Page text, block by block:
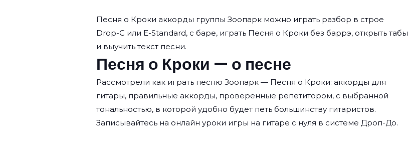
Песня о Кроки аккорды группы Зоопарк можно играть разбор в строе
Drop-C или E-Standard, с баре, играть Песня о Кроки без баррэ, открыть табы
и выучить текст песни.
Песня о Кроки — о песне
Рассмотрели как играть песню Зоопарк — Песня о Кроки: аккорды для
гитары, правильные аккорды, проверенные репетитором, с выбранной
тональностью, в которой удобно будет петь большинству гитаристов.
Записывайтесь на онлайн уроки игры на гитаре с нуля в системе Дроп-До.